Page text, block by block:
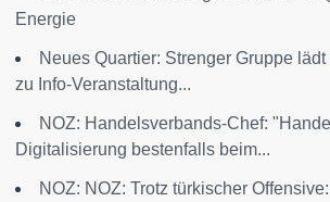
Energie
Neues Quartier: Strenger Gruppe
zu Info-Veranstaltung...
NOZ: Handelsverbands-Chef:
Digitalisierung bestenfalls beim...
NOZ: NOZ: Trotz türkischer